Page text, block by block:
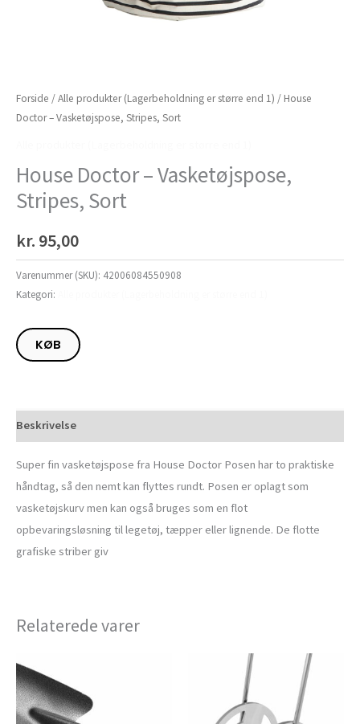
Forside /Alle produkter (Lagerbeholdning er større end 1) / House
Doctor – Vasketøjspose, Stripes, Sort
House Doctor – Vasketøjspose,
Stripes, Sort
kr. 95,00
Varenummer (SKU): 42006084550908
Kategori:
KØB
Beskrivelse
Super fin vasketøjspose fra House Doctor Posen har to praktiske
håndtag, så den nemt kan flyttes rundt. Posen er oplagt som
vasketøjskurv men kan også bruges som en flot
opbevaringsløsning til legetøj, tæpper eller lignende. De flotte
grafiske striber giv
Relaterede varer